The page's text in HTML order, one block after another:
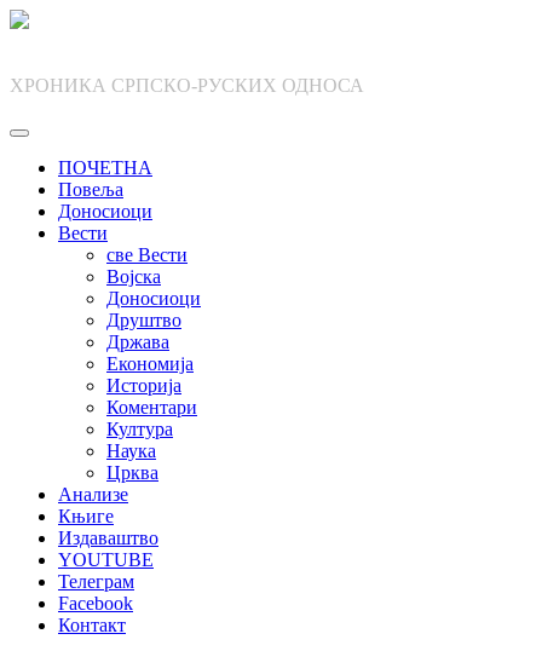
Skip
ХРОНИКА СРПСКО-РУСКИХ ОДНОСА
ПОЧЕТНА
Повеља
Доносиоци
Вести
све Вести
Војска
Доносиоци
Друштво
Држава
Економија
Историја
Коментари
Култура
Наука
Црква
Анализе
Књиге
Издаваштво
YOUTUBE
Телеграм
Facebook
Контакт